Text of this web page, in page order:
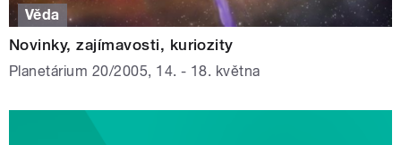
Věda
Novinky, zajímavosti, kuriozity
Planetárium 20/2005, 14. - 18. května